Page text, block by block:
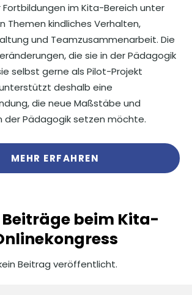
Fortbildungen im Kita-Bereich unter
Themen kindliches Verhalten,
und Teamzusammenarbeit. Die
die sie in der Pädagogik
selbst gerne als Pilot-Projekt
deshalb eine
die neue Maßstäbe und
der Pädagogik setzen möchte.
MEHR ERFAHREN
Beiträge beim Kita-
Beitrag veröffentlicht.